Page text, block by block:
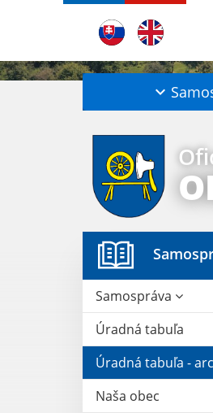
Samospráva
Úradná tabuľa
Úradná tabuľa -
Naša obec